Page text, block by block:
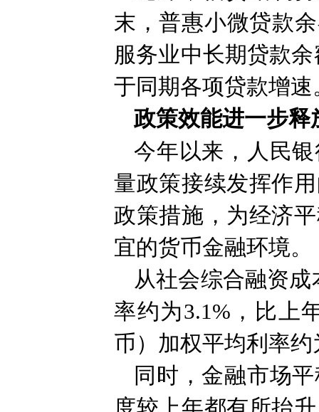
末，普惠小微贷款
服务业中长期贷款
于同期各项贷款增速
政策效能进一步释
今年以来，人民
量政策接续发挥作
政策措施，为经济
宜的货币金融环境。
从社会综合融资
率约为3.1%，比上
币）加权平均利率
同时，金融市场